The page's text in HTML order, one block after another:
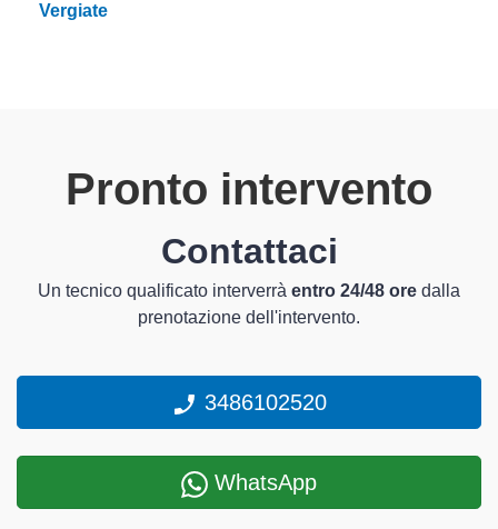
Vergiate
Pronto intervento
Contattaci
Un tecnico qualificato interverrà entro 24/48 ore dalla
prenotazione dell'intervento.
3486102520
WhatsApp